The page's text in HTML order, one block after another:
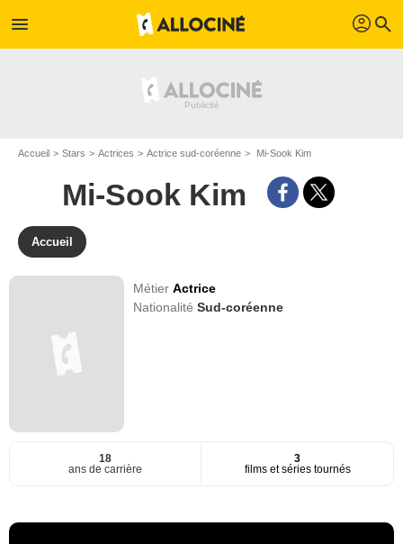
menu profil search
Accueil Stars Actrices Actrice sud-coréenne Mi-Sook Kim
Mi-Sook Kim
Accueil
MétierActrice
NationalitéSud-coréenne
18
ans de carrière
3
films et séries tournés